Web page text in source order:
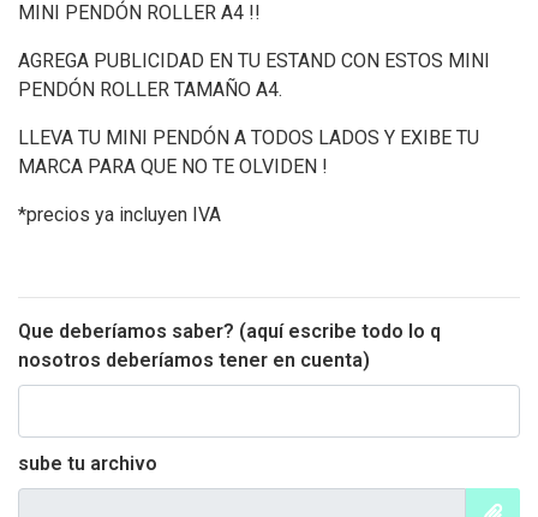
MINI PENDÓN ROLLER A4 !!
AGREGA PUBLICIDAD EN TU ESTAND CON ESTOS MINI
PENDÓN ROLLER TAMAÑO A4.
LLEVA TU MINI PENDÓN A TODOS LADOS Y EXIBE TU
MARCA PARA QUE NO TE OLVIDEN !
*precios ya incluyen IVA
Que deberíamos saber? (aquí escribe todo lo q
nosotros deberíamos tener en cuenta)
sube tu archivo